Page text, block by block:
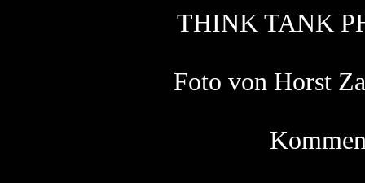
THINK TANK
Foto von Horst